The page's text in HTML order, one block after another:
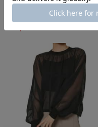
ウス
¥23,100